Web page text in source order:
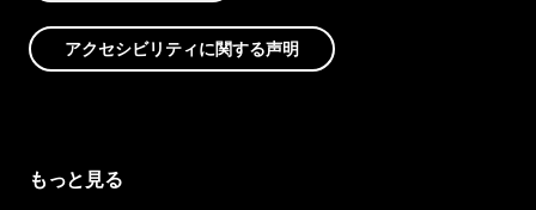
アクセシビリティに関する声明
もっと見る